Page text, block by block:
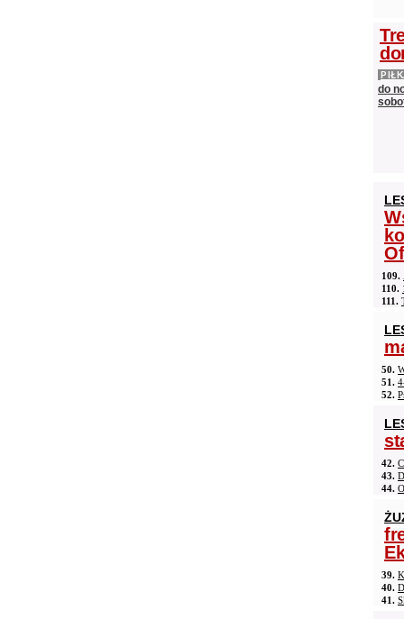
do
109.
110.
111.
50.
51.
52.
42.
43.
44.
39.
40.
41.